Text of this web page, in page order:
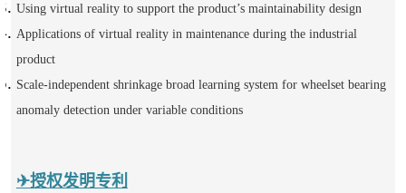
Using virtual reality to support the product’s maintainability design
Applications of virtual reality in maintenance during the industrial
product
Scale-independent shrinkage broad learning system for wheelset bearing
anomaly detection under variable conditions
✈授权发明专利